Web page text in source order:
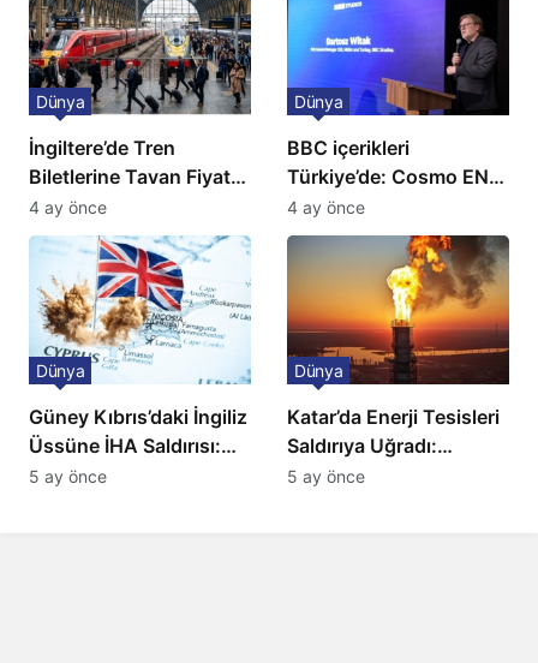
İngiltere’de Tren
Biletlerine Tavan Fiyat:
Ulaşımda Yeni
Düzenleme
Dünya
4 ay önce
BBC içerikleri
Türkiye’de: Cosmo EN
ve BBC Player yayında
Dünya
4 ay önce
Güney Kıbrıs’daki İngiliz
Üssüne İHA Saldırısı:
Patlama, Sirenler ve
Dünya
5 ay önce
Katar’da Enerji Tesisleri
Saldırıya Uğradı:
Avrupa’da Doğalgaz
Dünya
5 ay önce